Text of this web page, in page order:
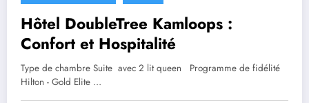
Hôtel DoubleTree Kamloops :
Confort et Hospitalité
Type de chambre Suite avec 2 lit queen Programme de fidélité
Hilton - Gold Elite …